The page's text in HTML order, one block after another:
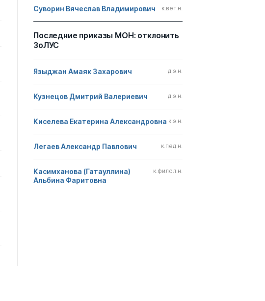
Суворин Вячеслав Владимирович к.вет.н.
Последние приказы МОН: отклонить
ЗоЛУС
Языджан Амаяк Захарович д.э.н.
Кузнецов Дмитрий Валериевич д.э.н.
Киселева Екатерина Александровна к.э.н.
Легаев Александр Павлович к.пед.н.
Касимханова (Гатауллина)
Альбина Фаритовна
к.филол.н.